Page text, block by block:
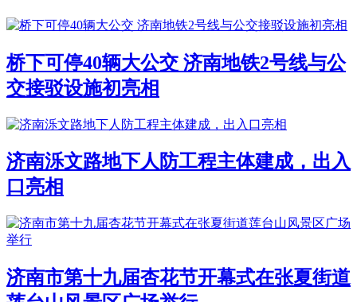
桥下可停40辆大公交 济南地铁2号线与公
交接驳设施初亮相
济南泺文路地下人防工程主体建成，出入
口亮相
济南市第十九届杏花节开幕式在张夏街道